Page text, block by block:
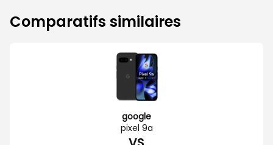
Comparatifs similaires
google
pixel 9a